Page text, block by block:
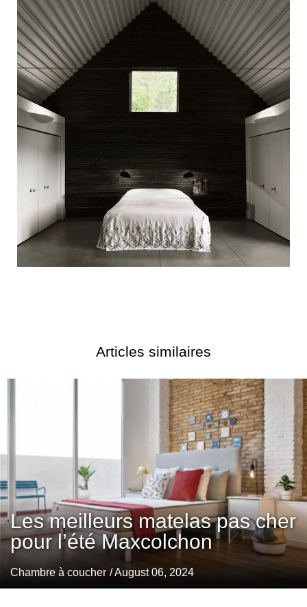
Articles similaires
Les meilleurs matelas pas cher
pour l’été Maxcolchon
Chambre à coucher / August 06, 2024